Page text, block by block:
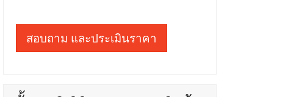
สอบถาม และประเมินราคา